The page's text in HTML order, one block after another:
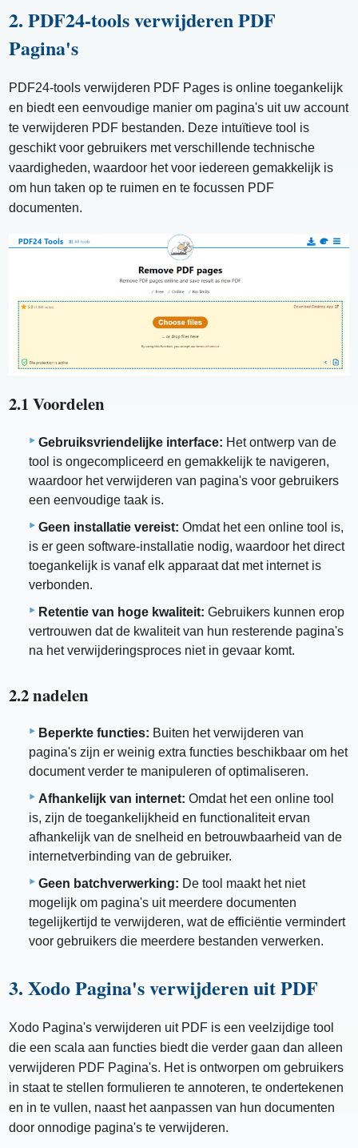
2. PDF24-tools verwijderen PDF
Pagina's
PDF24-tools verwijderen PDF Pages is online toegankelijk
en biedt een eenvoudige manier om pagina's uit uw account
te verwijderen PDF bestanden. Deze intuïtieve tool is
geschikt voor gebruikers met verschillende technische
vaardigheden, waardoor het voor iedereen gemakkelijk is
om hun taken op te ruimen en te focussen PDF
documenten.
2.1 Voordelen
Gebruiksvriendelijke interface: Het ontwerp van de
tool is ongecompliceerd en gemakkelijk te navigeren,
waardoor het verwijderen van pagina's voor gebruikers
een eenvoudige taak is.
Geen installatie vereist: Omdat het een online tool is,
is er geen software-installatie nodig, waardoor het direct
toegankelijk is vanaf elk apparaat dat met internet is
verbonden.
Retentie van hoge kwaliteit: Gebruikers kunnen erop
vertrouwen dat de kwaliteit van hun resterende pagina's
na het verwijderingsproces niet in gevaar komt.
2.2 nadelen
Beperkte functies: Buiten het verwijderen van
pagina's zijn er weinig extra functies beschikbaar om het
document verder te manipuleren of optimaliseren.
Afhankelijk van internet: Omdat het een online tool
is, zijn de toegankelijkheid en functionaliteit ervan
afhankelijk van de snelheid en betrouwbaarheid van de
internetverbinding van de gebruiker.
Geen batchverwerking: De tool maakt het niet
mogelijk om pagina's uit meerdere documenten
tegelijkertijd te verwijderen, wat de efficiëntie vermindert
voor gebruikers die meerdere bestanden verwerken.
3. Xodo Pagina's verwijderen uit PDF
Xodo Pagina's verwijderen uit PDF is een veelzijdige tool
die een scala aan functies biedt die verder gaan dan alleen
verwijderen PDF Pagina's. Het is ontworpen om gebruikers
in staat te stellen formulieren te annoteren, te ondertekenen
en in te vullen, naast het aanpassen van hun documenten
door onnodige pagina's te verwijderen.